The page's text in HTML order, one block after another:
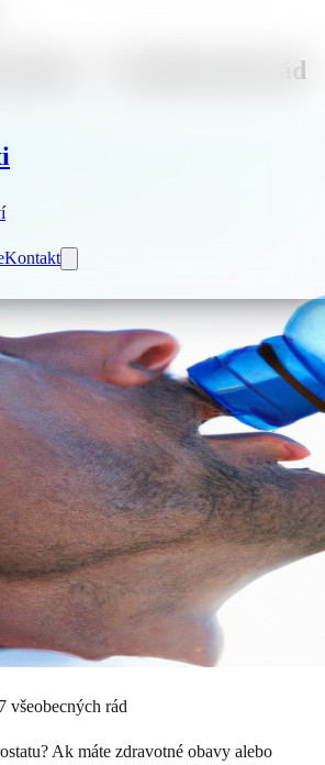
Kontakt
– 7 všeobecných rád
všeobecných rád
Ak máte zdravotné obavy alebo